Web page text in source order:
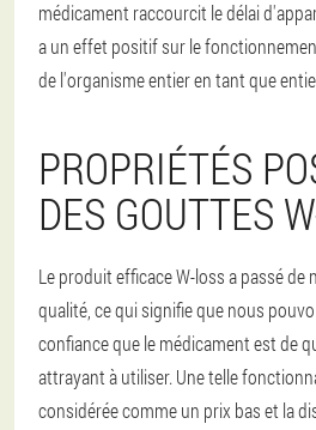
médicament raccourcit le délai
a un effet positif sur le
de l'organisme entier en tant que
PROPRIÉTÉS
DES GOUTTES
Le produit efficace W-loss a passé
qualité, ce qui signifie que nous
confiance que le médicament est de
attrayant à utiliser. Une telle
considérée comme un prix bas et la